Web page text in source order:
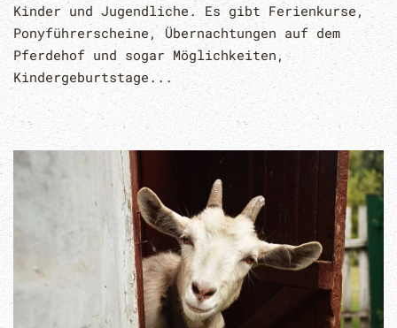
Kinder und Jugendliche. Es gibt Ferienkurse,
Ponyführerscheine, Übernachtungen auf dem
Pferdehof und sogar Möglichkeiten,
Kindergeburtstage...